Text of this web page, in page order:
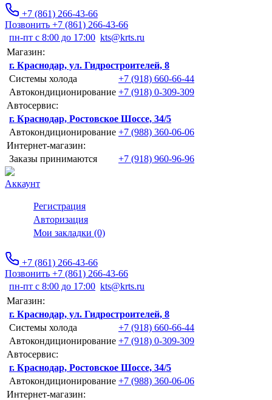
+7 (861) 266-43-66
Позвонить +7 (861) 266-43-66
пн-пт с 8:00 до 17:00 kts@krts.ru
Магазин:
г. Краснодар, ул. Гидростроителей, 8
Системы холода
+7 (918) 660-66-44
Автокондиционирование +7 (918) 0-309-309
Автосервис:
г. Краснодар, Ростовское Шоссе, 34/5
Автокондиционирование +7 (988) 360-06-06
Интернет-магазин:
Заказы принимаются
+7 (918) 960-96-96
Аккаунт
Регистрация
Авторизация
Мои закладки (0)
+7 (861) 266-43-66
Позвонить +7 (861) 266-43-66
пн-пт с 8:00 до 17:00 kts@krts.ru
Магазин:
г. Краснодар, ул. Гидростроителей, 8
Системы холода
+7 (918) 660-66-44
Автокондиционирование +7 (918) 0-309-309
Автосервис:
г. Краснодар, Ростовское Шоссе, 34/5
Автокондиционирование +7 (988) 360-06-06
Интернет-магазин: